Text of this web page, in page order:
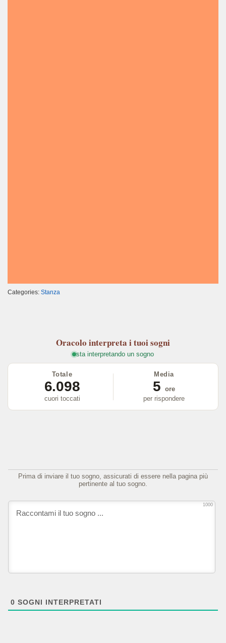
Categories: Stanza
Oracolo interpreta i tuoi sogni
sta interpretando un sogno
Totale
6.098
cuori toccati
Media
5 ore
per rispondere
Prima di inviare il tuo sogno, assicurati di essere nella pagina più
pertinente al tuo sogno.
1000
0 SOGNI INTERPRETATI